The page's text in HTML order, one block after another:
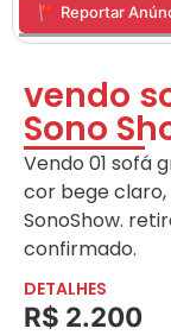
🚩 Reportar
vendo
Sono
Vendo 01 sofá
cor bege
SonoShow.
confirmado.
DETALHES
R$ 2.200